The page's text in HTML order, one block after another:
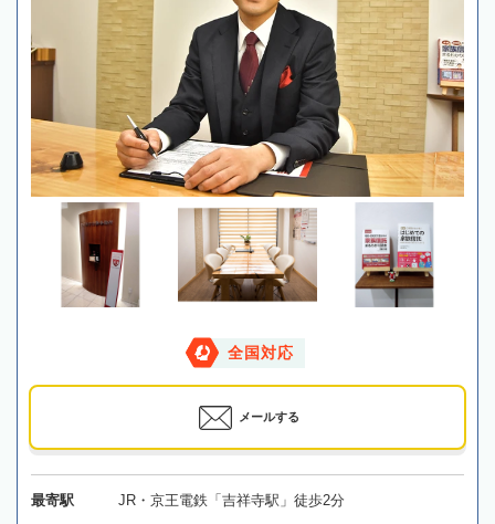
全国対応
メールする
最寄駅 JR・京王電鉄「吉祥寺駅」徒歩2分